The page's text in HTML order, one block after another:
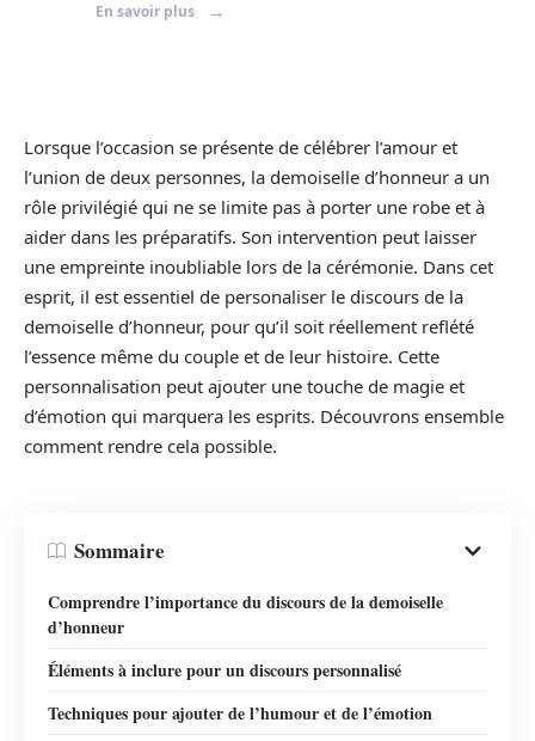
En savoir plus
Lorsque l’occasion se présente de célébrer l’amour et
l’union de deux personnes, la demoiselle d’honneur a un
rôle privilégié qui ne se limite pas à porter une robe et à
aider dans les préparatifs. Son intervention peut laisser
une empreinte inoubliable lors de la cérémonie. Dans cet
esprit, il est essentiel de personaliser le discours de la
demoiselle d’honneur, pour qu’il soit réellement reflété
l’essence même du couple et de leur histoire. Cette
personnalisation peut ajouter une touche de magie et
d’émotion qui marquera les esprits. Découvrons ensemble
comment rendre cela possible.
Sommaire
Comprendre l’importance du discours de la demoiselle
d’honneur
Éléments à inclure pour un discours personnalisé
Techniques pour ajouter de l’humour et de l’émotion